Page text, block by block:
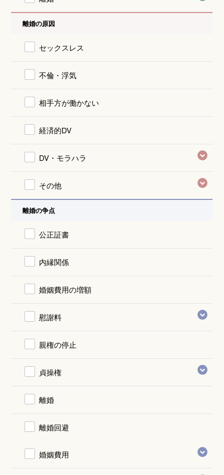
離婚の原因
セックスレス
不倫・浮気
相手方が働かない
経済的DV
DV・モラハラ
その他
離婚の争点
公正証書
内縁関係
婚姻費用の増額
慰謝料
親権の停止
貞操権
離婚
離婚回避
婚姻費用